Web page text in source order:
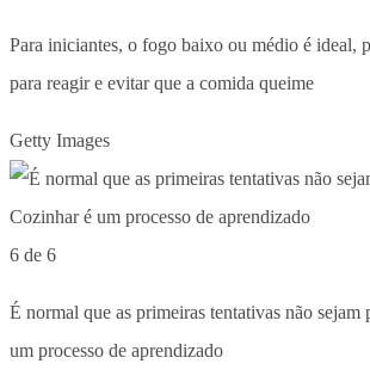
Para iniciantes, o fogo baixo ou médio é ideal,
para reagir e evitar que a comida queime
Getty Images
6 de 6
É normal que as primeiras tentativas não sejam
um processo de aprendizado